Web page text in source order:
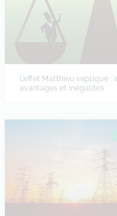
L’effet Matthieu expliqué
avantages et inégalités